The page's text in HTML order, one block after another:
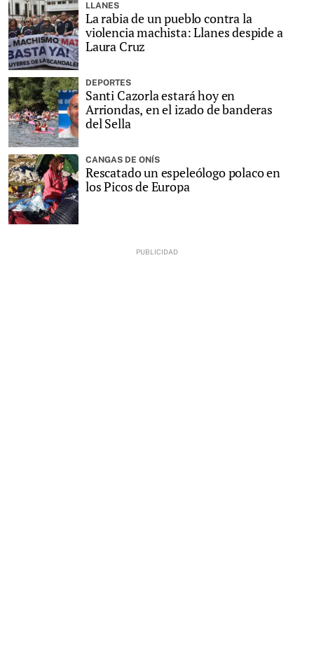
LLANES
La rabia de un pueblo contra la
violencia machista: Llanes despide a
Laura Cruz
DEPORTES
Santi Cazorla estará hoy en
Arriondas, en el izado de banderas
del Sella
CANGAS DE ONÍS
Rescatado un espeleólogo polaco en
los Picos de Europa